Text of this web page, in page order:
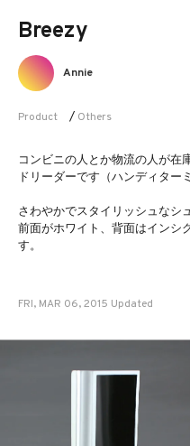
Breezy
Product / Others
Annie
コンビニの人とか物流の人が在
ドリーダーです（ハンディター
さわやかでスタイリッシュなシ
前面がホワイト、背面はインシ
す。
FRI, MAR 06, 2015 Updated